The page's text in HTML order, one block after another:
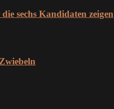
sechs Kandidaten zeigen